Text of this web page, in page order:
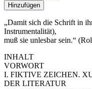
Hinzufügen
„Damit sich die Schrift in
Instrumentalität),
muß sie unlesbar sein.“
INHALT
VORWORT
I. FIKTIVE ZEICHEN.
DER LITERATUR